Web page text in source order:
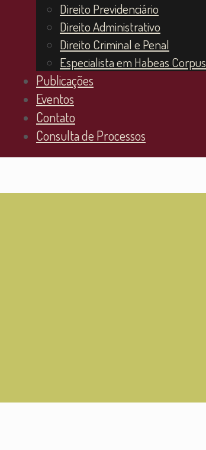
Direito Previdenciário
Direito Administrativo
Direito Criminal e Penal
Especialista em Habeas Corpus
Publicações
Eventos
Contato
Consulta de Processos